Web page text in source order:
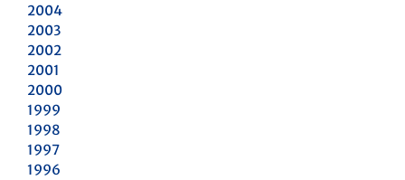
2004
2003
2002
2001
2000
1999
1998
1997
1996